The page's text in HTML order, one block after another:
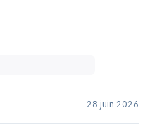
28 juin 2026